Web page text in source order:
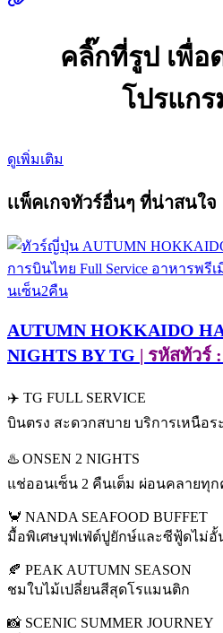
คลิ๊กที่รูป เพื่อ
โปรแก
ดูเพิ่มเติม
เเพ็คเกจทัวร์อื่นๆ ที่น่าสนใจ
AUTUMN HOKKAIDO
NIGHTS BY TG | รหัสทัวร์
✈️ TG FULL SERVICE
บินตรง สะดวกสบาย บริการเหนือร
♨️ ONSEN 2 NIGHTS
แช่ออนเซ็น 2 คืนเต็ม ผ่อนคลายทุก
🦀 NANDA SEAFOOD BUFFET
มื้อพิเศษบุฟเฟ่ต์ปูยักษ์และซีฟู้ดไม่อั้
🍂 PEAK AUTUMN SEASON
ชมใบไม้เปลี่ยนสีสุดโรแมนติก
📸 SCENIC SUMMER JOURNEY